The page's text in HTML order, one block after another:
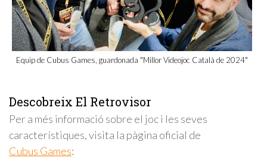
Equip de Cubus Games, guardonada "Millor Videojoc Català de 2024"
Descobreix El Retrovisor
Per a més informació sobre el joc i les seves
característiques, visita la pàgina oficial de
Cubus Games: